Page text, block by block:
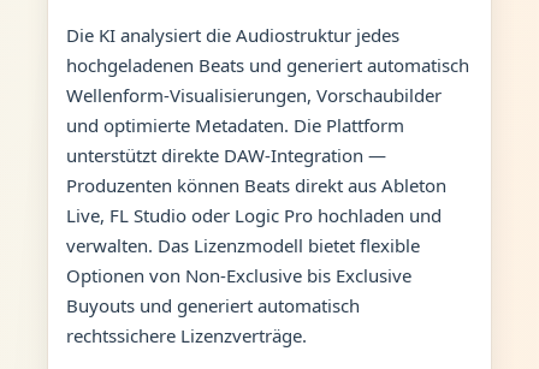
Die KI analysiert die Audiostruktur jedes
hochgeladenen Beats und generiert automatisch
Wellenform-Visualisierungen, Vorschaubilder
und optimierte Metadaten. Die Plattform
unterstützt direkte DAW-Integration —
Produzenten können Beats direkt aus Ableton
Live, FL Studio oder Logic Pro hochladen und
verwalten. Das Lizenzmodell bietet flexible
Optionen von Non-Exclusive bis Exclusive
Buyouts und generiert automatisch
rechtssichere Lizenzverträge.